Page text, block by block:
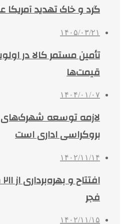
گرد و خاک تهدید آمریکا
۱۴۰۵/۰۳/۲۱
تأمین مستمر کالا در
قیمت‌ها
۱۴۰۴/۰۱/۰۷
لازمه توسعه
بروکراسی اداری است
۱۴۰۲/۱۱/۱۴
فجر
۱۴۰۲/۱۱/۱۵